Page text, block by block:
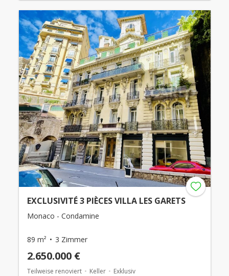
EXCLUSIVITÉ 3 PIÈCES VILLA LES GARETS
Monaco - Condamine
89 m² 3 Zimmer
2.650.000 €
Teilweise renoviert Keller Exklusiv